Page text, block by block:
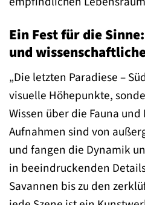
Ein Fest für die
und
„Die letzten Paradiese –
visuelle Höhepunkte,
Wissen über die Fauna
Aufnahmen sind von
und fangen die Dynamik
in beeindruckenden
Savannen bis zu den